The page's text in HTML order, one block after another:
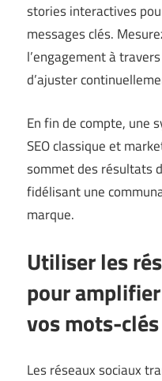
stories interactives
messages clés.
l’engagement à
d’ajuster
En fin de compte, une
SEO classique et
sommet des résultats
fidélisant une
marque.
Utiliser les
pour
vos mots-clés
Les réseaux sociaux